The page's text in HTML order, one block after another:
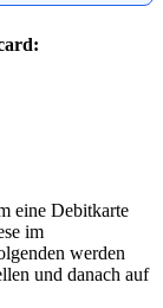
eine Debitkarte
im
werden
und danach auf